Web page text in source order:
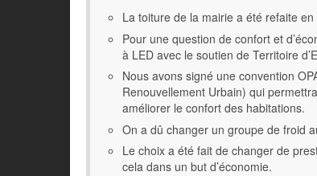
La toiture de la mairie a été refaite
Pour une question de confort et
à LED avec le soutien de Territoire
Nous avons signé une convention
Renouvellement Urbain) qui
améliorer le confort des habitations.
On a dû changer un groupe de froid
Le choix a été fait de changer de
cela dans un but d’économie.